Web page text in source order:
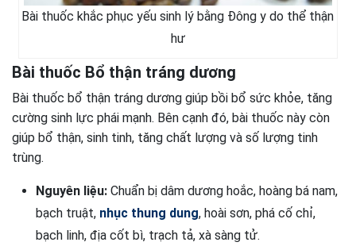
Bài thuốc khắc phục yếu sinh lý bằng Đông y do thể thận
hư
Bài thuốc Bổ thận tráng dương
Bài thuốc bổ thận tráng dương giúp bồi bổ sức khỏe, tăng
cường sinh lực phái mạnh. Bên cạnh đó, bài thuốc này còn
giúp bổ thận, sinh tinh, tăng chất lượng và số lượng tinh
trùng.
Nguyên liệu: Chuẩn bị dâm dương hoắc, hoàng bá nam,
bạch truật, nhục thung dung, hoài sơn, phá cố chỉ,
bạch linh, địa cốt bì, trạch tả, xà sàng tử.